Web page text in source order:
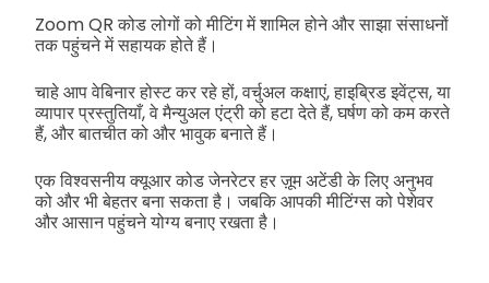
Zoom QR कोड लोगों को मीटिंग में शामिल होने और साझा संसाधनों
तक पहुंचने में सहायक होते हैं।
चाहे आप वेबिनार होस्ट कर रहे हों, वर्चुअल कक्षाएं, हाइब्रिड इवेंट्स, या
व्यापार प्रस्तुतियाँ, वे मैन्युअल एंट्री को हटा देते हैं, घर्षण को कम करते
हैं, और बातचीत को और भावुक बनाते हैं।
एक विश्वसनीय क्यूआर कोड जेनरेटर हर ज़ूम अटेंडी के लिए अनुभव
को और भी बेहतर बना सकता है। जबकि आपकी मीटिंग्स को पेशेवर
और आसान पहुंचने योग्य बनाए रखता है।